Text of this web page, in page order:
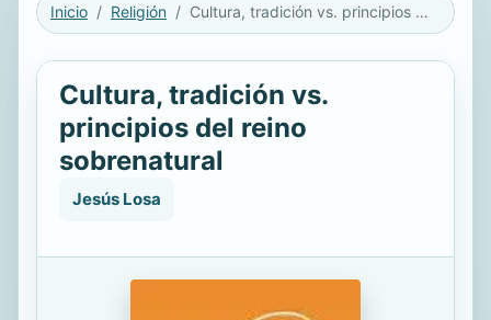
Inicio Religión Cultura, tradición vs. principios del reino sobrenatural
Cultura, tradición vs.
principios del reino
sobrenatural
Jesús Losa